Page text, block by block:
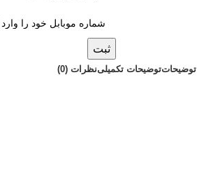
ثبت
توضیحاتتوضیحات تکمیلینظرات (0)